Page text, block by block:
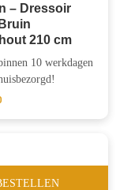
– Dressoir
210 cm
10 werkdagen